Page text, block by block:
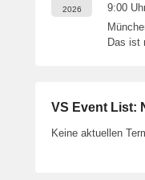
2026 9:00
Das ist
VS Event List:
Keine aktuellen